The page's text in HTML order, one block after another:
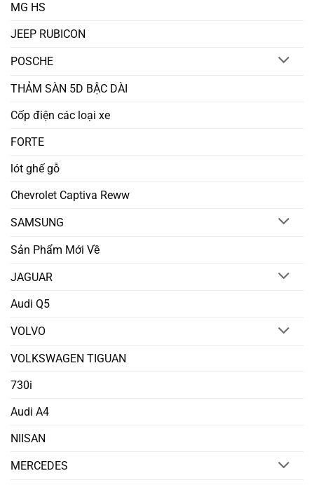
MG HS
JEEP RUBICON
POSCHE
THẢM SÀN 5D BẬC DÀI
Cốp điện các loại xe
FORTE
lót ghế gỗ
Chevrolet Captiva Reww
SAMSUNG
Sản Phẩm Mới Về
JAGUAR
Audi Q5
VOLVO
VOLKSWAGEN TIGUAN
730i
Audi A4
NIISAN
MERCEDES